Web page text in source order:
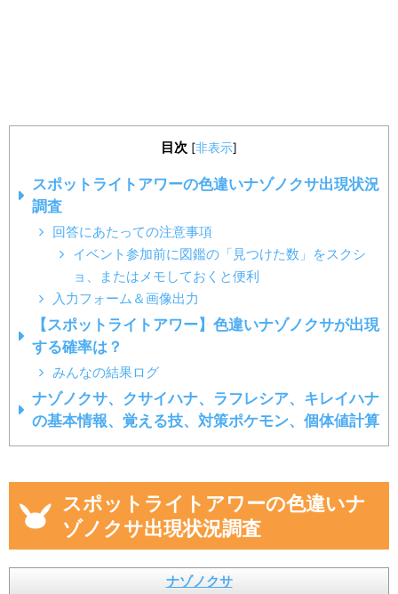
目次 [非表示]
スポットライトアワーの色違いナゾノクサ出現状況
調査
回答にあたっての注意事項
イベント参加前に図鑑の「見つけた数」をスクシ
ョ、またはメモしておくと便利
入力フォーム＆画像出力
【スポットライトアワー】色違いナゾノクサが出現
する確率は？
みんなの結果ログ
ナゾノクサ、クサイハナ、ラフレシア、キレイハナ
の基本情報、覚える技、対策ポケモン、個体値計算
スポットライトアワーの色違いナ
ゾノクサ出現状況調査
ナゾノクサ